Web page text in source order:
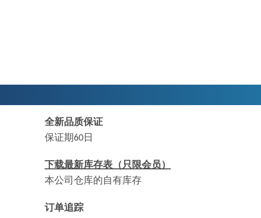
全新品质保证
保证期60日
下载最新库存表（只限会员）
本公司仓库的自有库存
订单追踪